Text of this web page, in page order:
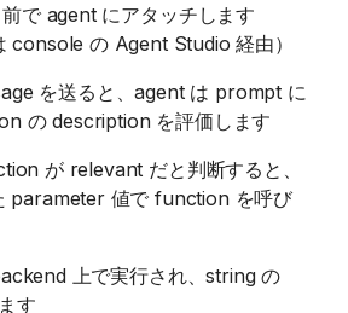
で agent にアタッチします
console の Agent Studio 経由）
を送ると、agent は prompt に
の description を評価します
が relevant だと判断すると、
parameter 値で function を呼び
上で実行され、string の
す